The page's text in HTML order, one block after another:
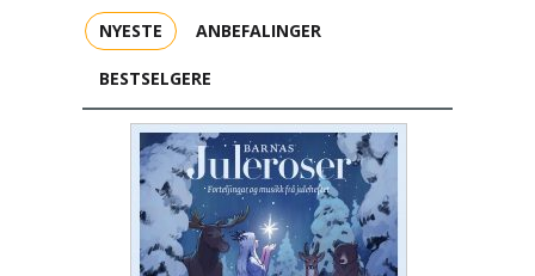
NYESTE ANBEFALINGER
BESTSELGERE